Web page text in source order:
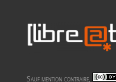
Sauf mention contraire,